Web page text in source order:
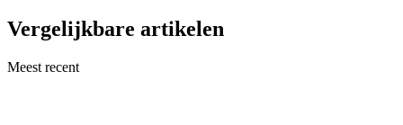
Vergelijkbare artikelen
Meest recent